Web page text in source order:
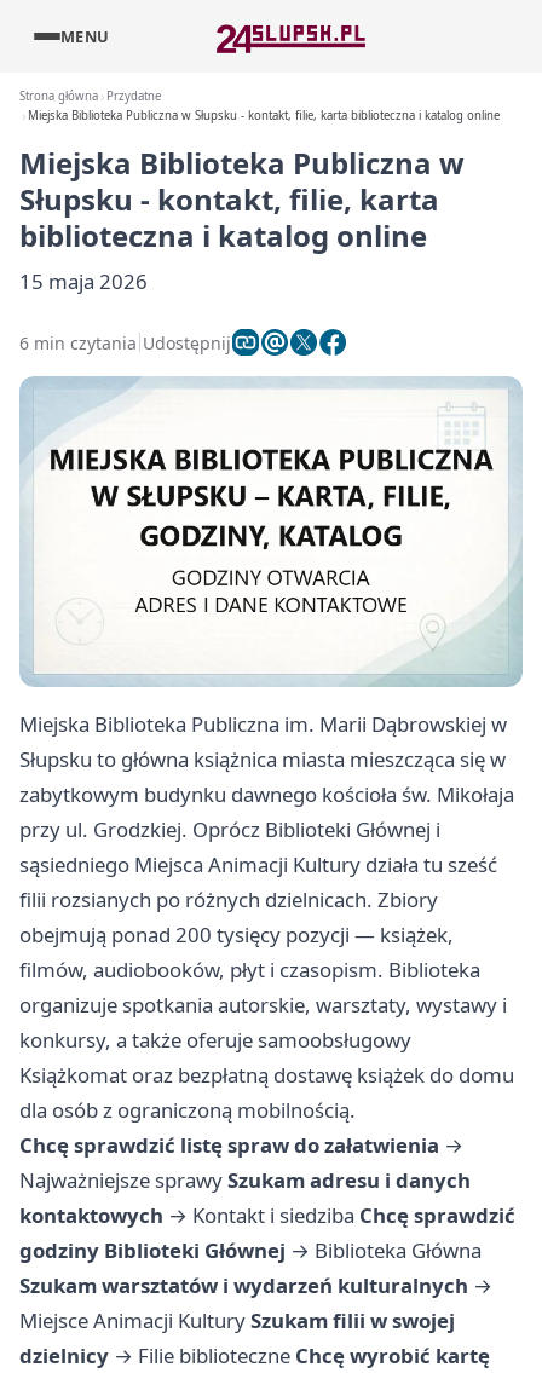
MENU
Strona główna
Przydatne
Miejska Biblioteka Publiczna w Słupsku - kontakt, filie, karta biblioteczna i katalog online
Miejska Biblioteka Publiczna w
Słupsku - kontakt, filie, karta
biblioteczna i katalog online
15 maja 2026
6 min czytania Udostępnij
Miejska Biblioteka Publiczna im. Marii Dąbrowskiej w
Słupsku to główna książnica miasta mieszcząca się w
zabytkowym budynku dawnego kościoła św. Mikołaja
przy ul. Grodzkiej. Oprócz Biblioteki Głównej i
sąsiedniego Miejsca Animacji Kultury działa tu sześć
filii rozsianych po różnych dzielnicach. Zbiory
obejmują ponad 200 tysięcy pozycji — książek,
filmów, audiobooków, płyt i czasopism. Biblioteka
organizuje spotkania autorskie, warsztaty, wystawy i
konkursy, a także oferuje samoobsługowy
Książkomat oraz bezpłatną dostawę książek do domu
dla osób z ograniczoną mobilnością.
Chcę sprawdzić listę spraw do załatwienia →
Najważniejsze sprawySzukam adresu i danych
kontaktowych → Kontakt i siedziba Chcę sprawdzić
godziny Biblioteki Głównej → Biblioteka Główna
Szukam warsztatów i wydarzeń kulturalnych →
Miejsce Animacji KulturySzukam filii w swojej
dzielnicy → Filie biblioteczne Chcę wyrobić kartę